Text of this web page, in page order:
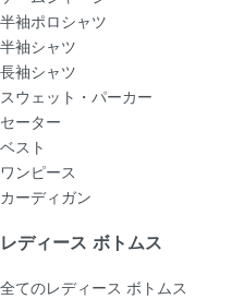
半袖ポロシャツ
半袖シャツ
長袖シャツ
スウェット・パーカー
セーター
ベスト
ワンピース
カーディガン
レディース ボトムス
全てのレディース ボトムス